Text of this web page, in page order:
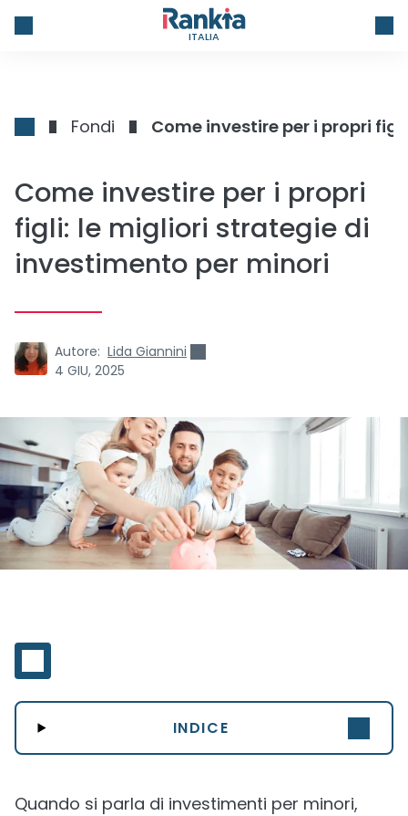
ITALIA
Fondi
Come investire per i propri
figli: le migliori strategie di
investimento per minori
Autore: Lida Giannini
4 GIU, 2025
INDICE
Quando si parla di investimenti per minori,